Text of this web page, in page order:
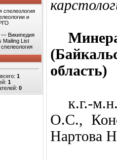
спелеология
и
— Википедия
Mailing List
1
1
0
область)
к.г.-
О.С.,
Нартова